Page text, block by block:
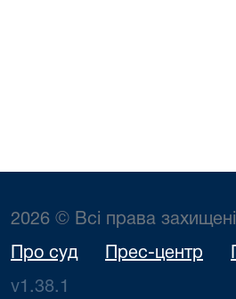
2026 © Всі права захищені
Про суд Прес-центр
v1.38.1